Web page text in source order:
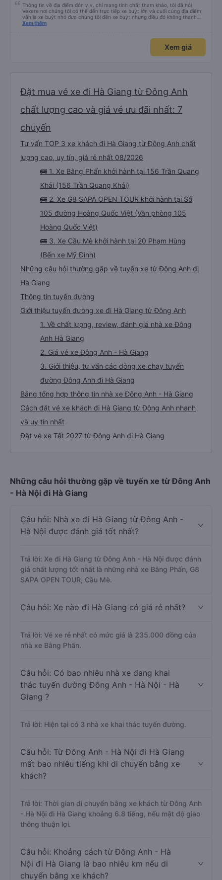
Thông tin về địa điểm đón v.v. chỉ mang tính chất tham khảo, tôi đã hỏi
Vexere nơi chúng tôi có thể đến trực tiếp xe buýt lớn và cuối cùng địa điểm
vẫn là xe buýt nhỏ đưa chúng tôi đến xe buýt nhưng điều đó không thành
vấn đề. Chúng tôi khởi hành đúng giờ từ Hà Nội nhưng đã nghỉ rất lâu ở sân
30 phút hai lần ở khu vực đường cao tốc (3 nghìn đồng để sử dụng phòng
tắm và chúng rất sạch sẽ) và cũng có thể mua rất nhiều đồ ăn nhẹ và thức
ăn khác nhau. Ghế ngồi rất thoải mái! Hãy nhớ rằng đôi khi chất lượng đường
Xem thêm
Xem giá
Đặt mua vé xe đi Hà Giang từ Đông Anh
chất lượng cao và giá vé ưu đãi nhất: 7
chuyến
Tư vấn TOP 3 xe khách đi Hà Giang từ Đông Anh chất
lượng cao, uy tín, giá rẻ nhất 08/2026
🚌 1. Xe Bằng Phấn khởi hành tại 156 Trần Quang
Khải (156 Trần Quang Khải)
🚌 2. Xe G8 SAPA OPEN TOUR khởi hành tại Số
105 đường Hoàng Quốc Việt (Văn phòng 105
Hoàng Quốc Việt)
🚌 3. Xe Cầu Mè khởi hành tại 20 Phạm Hùng
(Bến xe Mỹ Đình)
Những câu hỏi thường gặp về tuyến xe từ Đông Anh đi
Hà Giang
Thông tin tuyến đường
Giới thiệu tuyến đường xe đi Hà Giang từ Đông Anh
1. Về chất lượng, review, đánh giá nhà xe Đông
Anh Hà Giang
2. Giá vé xe Đông Anh - Hà Giang
3. Giới thiệu, tư vấn các dòng xe chạy tuyến
đường Đông Anh đi Hà Giang
Bảng tổng hợp thông tin nhà xe Đông Anh - Hà Giang
Cách đặt vé xe khách đi Hà Giang từ Đông Anh nhanh
và uy tín nhất
Đặt vé xe Tết 2027 từ Đông Anh đi Hà Giang
Những câu hỏi thường gặp về tuyến xe từ Đông Anh
- Hà Nội đi Hà Giang
Câu hỏi: Nhà xe đi Hà Giang từ Đông Anh -
Hà Nội được đánh giá tốt nhất?
Trả lời: Xe đi Hà Giang từ Đông Anh - Hà Nội được đánh
giá chất lượng tốt nhất là những nhà xe Bằng Phấn, G8
SAPA OPEN TOUR, Cầu Mè.
Câu hỏi: Xe nào đi Hà Giang có giá rẻ nhất?
Trả lời: Vé xe rẻ nhất có mức giá là 235.000 đồng của
nhà xe Bằng Phấn.
Câu hỏi: Có bao nhiêu nhà xe đang khai
thác tuyến đường Đông Anh - Hà Nội - Hà
Giang ?
Trả lời: Hiện tại có 3 nhà xe khai thác tuyến đường.
Câu hỏi: Từ Đông Anh - Hà Nội đi Hà Giang
mất bao nhiêu tiếng khi di chuyển bằng xe
khách?
Trả lời: Thời gian di chuyển bằng xe khách từ Đông Anh
- Hà Nội đi Hà Giang khoảng 6.8 tiếng, nếu mật độ giao
thông thuận lợi.
Câu hỏi: Khoảng cách từ Đông Anh - Hà
Nội đi Hà Giang là bao nhiêu km nếu di
chuyển bằng xe khách?